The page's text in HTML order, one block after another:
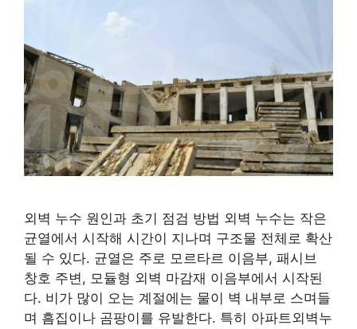
외벽 누수 원인과 초기 점검 방법 외벽 누수는 작은
균열에서 시작해 시간이 지나며 구조물 전체로 확산
될 수 있다. 균열은 주로 모르타르 이음부, 패시브
창호 주변, 모듈형 외벽 마감재 이음부에서 시작된
다. 비가 많이 오는 계절에는 물이 벽 내부로 스며들
며 흠집이나 곰팡이를 유발한다. 특히 아파트외벽누